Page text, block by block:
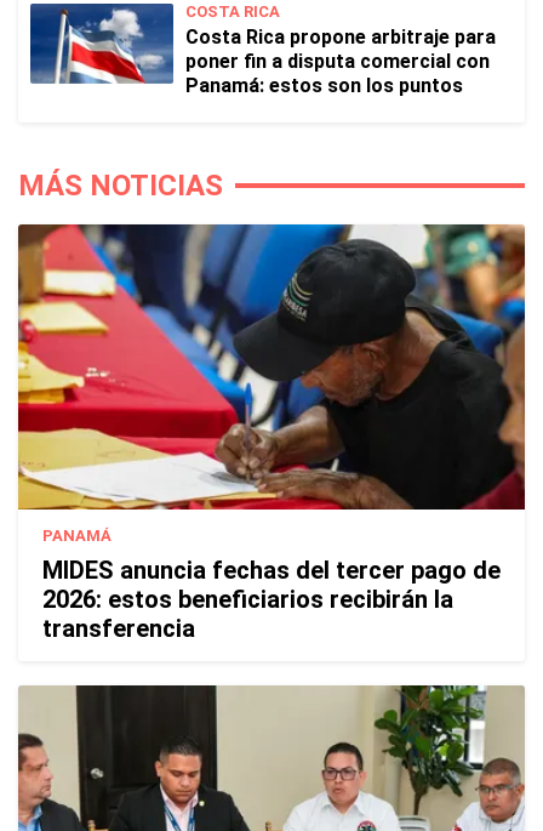
COSTA RICA
Costa Rica propone arbitraje para
poner fin a disputa comercial con
Panamá: estos son los puntos
MÁS NOTICIAS
PANAMÁ
MIDES anuncia fechas del tercer pago de
2026: estos beneficiarios recibirán la
transferencia